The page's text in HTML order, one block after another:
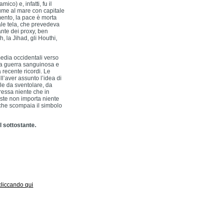
e, infatti, fu il
al mare con capitale
la pace è morta
tela, che prevedeva
dei proxy, ben
la Jihad, gli Houthi,
occidentali verso
guerra sanguinosa e
ricordi. Le
assunto l’idea di
da sventolare, da
niente che in
non importa niente
scompaia il simbolo
sottostante.
qui